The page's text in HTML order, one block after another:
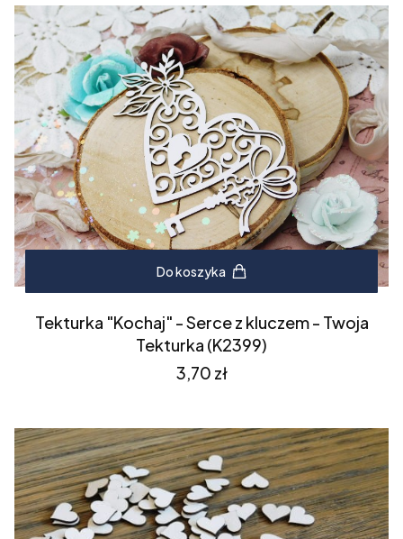
Do koszyka
Tekturka "Kochaj" - Serce z kluczem - Twoja
Tekturka (K2399)
Cena
3,70 zł